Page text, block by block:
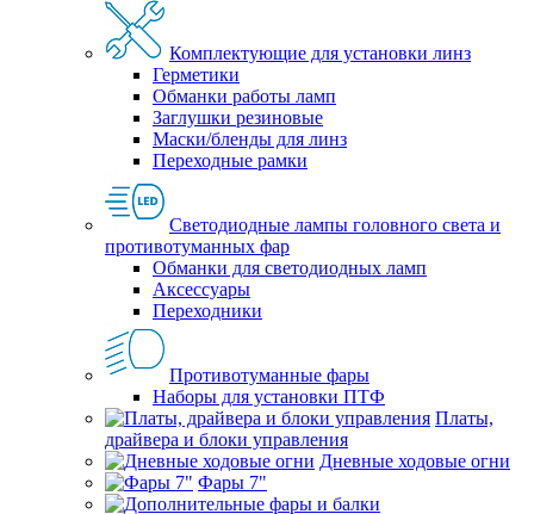
Комплектующие для установки линз
Герметики
Обманки работы ламп
Заглушки резиновые
Маски/бленды для линз
Переходные рамки
Светодиодные лампы головного света и
противотуманных фар
Обманки для светодиодных ламп
Аксессуары
Переходники
Противотуманные фары
Наборы для установки ПТФ
Платы,
драйвера и блоки управления
Дневные ходовые огни
Фары 7"